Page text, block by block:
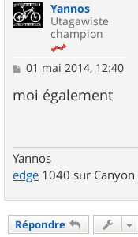
Yannos
Utagawiste
champion
M
s
s
01 mai 2014, 12:40
moi également
Yannos
edge 1040 sur Canyon
Répondre